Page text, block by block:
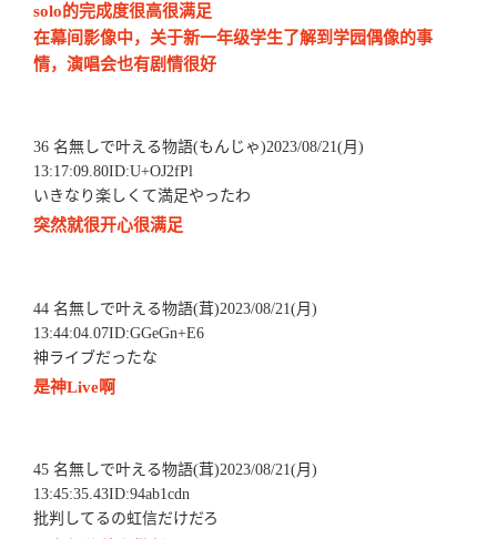
solo的完成度很高很满足
在幕间影像中，关于新一年级学生了解到学园偶像的事
情，演唱会也有剧情很好
36 名無しで叶える物語(もんじゃ)2023/08/21(月)
13:17:09.80ID:U+OJ2fPl
いきなり楽しくて満足やったわ
突然就很开心很满足
44 名無しで叶える物語(茸)2023/08/21(月)
13:44:04.07ID:GGeGn+E6
神ライブだったな
是神Live啊
45 名無しで叶える物語(茸)2023/08/21(月)
13:45:35.43ID:94ab1cdn
批判してるの虹信だけだろ